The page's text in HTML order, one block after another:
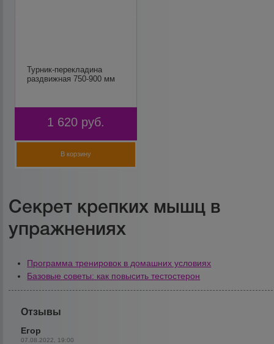
Турник-перекладина
раздвижная 750-900 мм
1 620 руб.
В корзину
Секрет крепких мышц в
упражнениях
Программа тренировок в домашних условиях
Базовые советы: как повысить тестостерон
Отзывы
Егор
07.08.2022, 19:00